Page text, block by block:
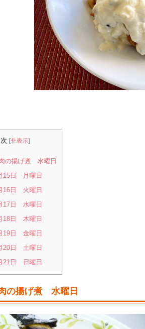
次 [非表示]
の揚げ煮 水曜日
15日 月曜日
16日 火曜日
17日 水曜日
18日 木曜日
19日 金曜日
20日 土曜日
21日 日曜日
の揚げ煮 水曜日